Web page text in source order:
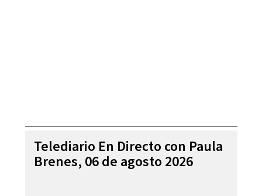
Telediario En Directo con Paula
Brenes, 06 de agosto 2026